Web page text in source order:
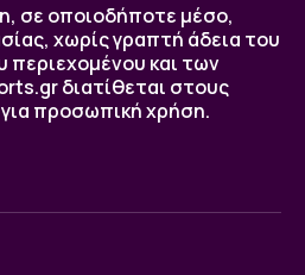
σε οποιοδήποτε μέσο,
χωρίς γραπτή άδεια του
περιεχομένου και των
διατίθεται στους
προσωπική χρήση.